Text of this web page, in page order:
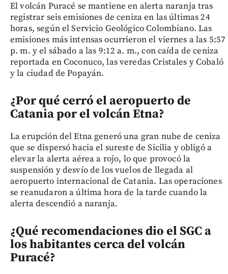
El volcán Puracé se mantiene en alerta naranja tras
registrar seis emisiones de ceniza en las últimas 24
horas, según el Servicio Geológico Colombiano. Las
emisiones más intensas ocurrieron el viernes a las 5:57
p. m. y el sábado a las 9:12 a. m., con caída de ceniza
reportada en Coconuco, las veredas Cristales y Cobaló
y la ciudad de Popayán.
¿Por qué cerró el aeropuerto de
Catania por el volcán Etna?
La erupción del Etna generó una gran nube de ceniza
que se dispersó hacia el sureste de Sicilia y obligó a
elevar la alerta aérea a rojo, lo que provocó la
suspensión y desvío de los vuelos de llegada al
aeropuerto internacional de Catania. Las operaciones
se reanudaron a última hora de la tarde cuando la
alerta descendió a naranja.
¿Qué recomendaciones dio el SGC a
los habitantes cerca del volcán
Puracé?